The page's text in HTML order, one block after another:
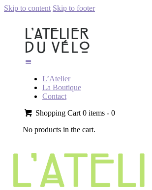
Skip to content Skip to footer
L’Atelier
La Boutique
Contact
Shopping Cart 0 items -0
No products in the cart.